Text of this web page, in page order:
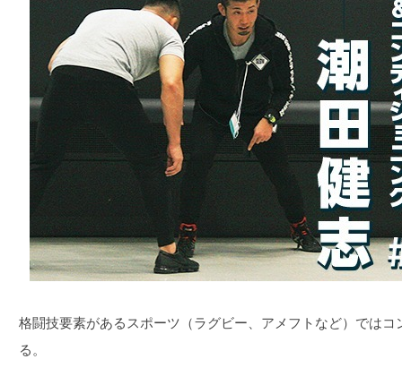
格闘技要素があるスポーツ（ラグビー、アメフトなど）では
る。